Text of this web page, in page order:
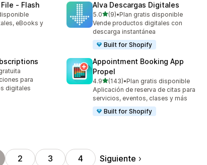
‑ Flash
eBooks y
Alva Descargas Digitales
5.0de 5 estrellas
(9)
9 reseñas en total
•Plan gratis disponible
Vende productos digitales con
descarga instantánea
Built for Shopify
para
digitales
Appointment Booking App
Propel
4.9de 5 estrellas
(143)
143 reseñas en total
•Plan gratis disponible
Aplicación de reserva de citas para
servicios, eventos, clases y más
Built for Shopify
2 3 4 Siguiente